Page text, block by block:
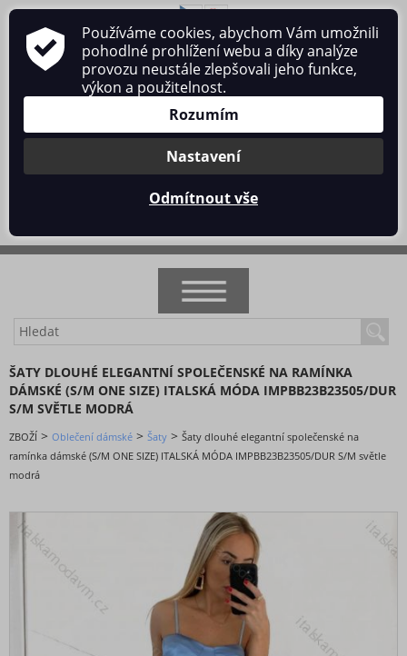
O nás Obchodní podmínky
Ochrana osobních údajů
Kontakt
Přihlásit se/Registrace
NOVINKY
AKCE
DOPORUČENÉ
BESTSELLERY
BLACK FRIDAY slevy až -80%
Oblečení dámské
Bundy, kabáty,vesty a saka
Kalhoty a džíny
Košile a halenky
Kraťasy a šortky
Mikiny a cardigany
ŠATY DLOUHÉ ELEGANTNÍ SPOLEČENSKÉ NA RAMÍNKA
DÁMSKÉ (S/M ONE SIZE) ITALSKÁ MÓDA IMPBB23B23505/DUR
S/M SVĚTLE MODRÁ
ZBOŽÍ > Oblečení dámské > Šaty > Šaty dlouhé elegantní společenské na
ramínka dámské (S/M ONE SIZE) ITALSKÁ MÓDA IMPBB23B23505/DUR S/M světle
modrá
Používáme cookies, abychom Vám umožnili
pohodlné prohlížení webu a díky analýze
provozu neustále zlepšovali jeho funkce,
výkon a použitelnost.
Rozumím
Nastavení
Odmítnout vše